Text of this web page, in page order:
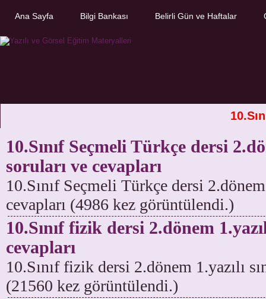
Ana Sayfa Bilgi Bankası Belirli Gün ve Haftalar
10.Sınıf Seçmeli Türkçe dersi
soruları ve cevapları
10.Sınıf Seçmeli Türkçe dersi
cevapları (4986 kez görüntülendi.)
10.Sınıf fizik dersi 2.dönem
cevapları
10.Sınıf fizik dersi 2.dönem 1.yazılı
(21560 kez görüntülendi.)